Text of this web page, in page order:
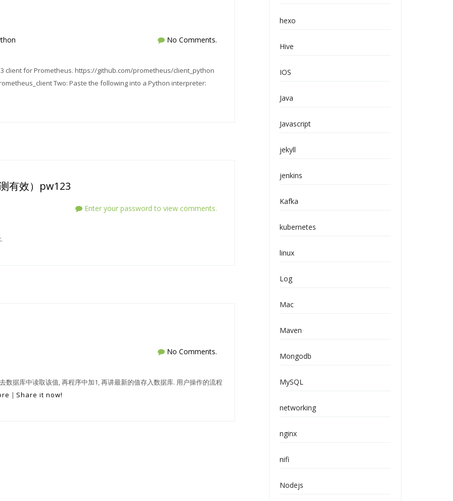
No Comments.
client for Prometheus. https://github.com/prometheus/client_python
Two: Paste the following into a Python interpreter:
有效）pw123
Enter your password to view comments.
No Comments.
数据库中读取该值, 再程序中加1, 再讲最新的值存入数据库. 用户操作的流程
| Share it now!
hexo
Hive
IOS
Java
Javascript
jekyll
jenkins
Kafka
kubernetes
linux
Log
Mac
Maven
Mongodb
MySQL
networking
nginx
nifi
Nodejs